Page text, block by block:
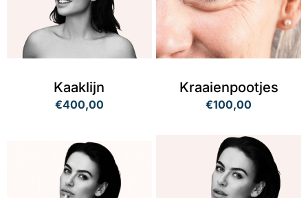
Kaaklijn
€400,00
Kraaienpootjes
€100,00